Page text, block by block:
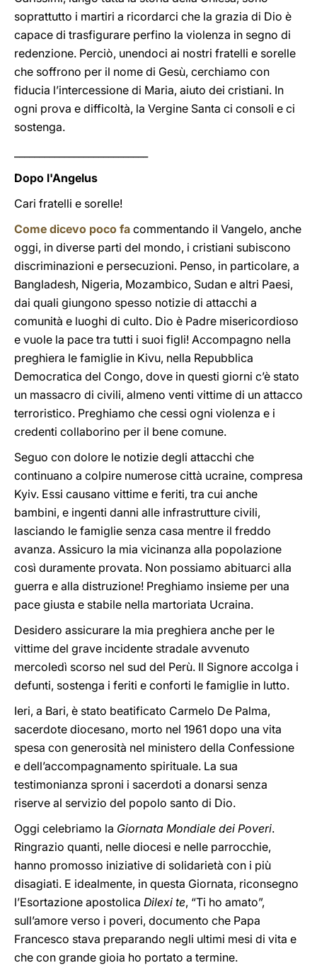
soprattutto i martiri a ricordarci che la grazia di Dio è
capace di trasfigurare perfino la violenza in segno di
redenzione. Perciò, unendoci ai nostri fratelli e sorelle
che soffrono per il nome di Gesù, cerchiamo con
fiducia l’intercessione di Maria, aiuto dei cristiani. In
ogni prova e difficoltà, la Vergine Santa ci consoli e ci
sostenga.
Dopo l'Angelus
Cari fratelli e sorelle!
Come dicevo poco fa commentando il Vangelo, anche
oggi, in diverse parti del mondo, i cristiani subiscono
discriminazioni e persecuzioni. Penso, in particolare, a
Bangladesh, Nigeria, Mozambico, Sudan e altri Paesi,
dai quali giungono spesso notizie di attacchi a
comunità e luoghi di culto. Dio è Padre misericordioso
e vuole la pace tra tutti i suoi figli! Accompagno nella
preghiera le famiglie in Kivu, nella Repubblica
Democratica del Congo, dove in questi giorni c’è stato
un massacro di civili, almeno venti vittime di un attacco
terroristico. Preghiamo che cessi ogni violenza e i
credenti collaborino per il bene comune.
Seguo con dolore le notizie degli attacchi che
continuano a colpire numerose città ucraine, compresa
Kyiv. Essi causano vittime e feriti, tra cui anche
bambini, e ingenti danni alle infrastrutture civili,
lasciando le famiglie senza casa mentre il freddo
avanza. Assicuro la mia vicinanza alla popolazione
così duramente provata. Non possiamo abituarci alla
guerra e alla distruzione! Preghiamo insieme per una
pace giusta e stabile nella martoriata Ucraina.
Desidero assicurare la mia preghiera anche per le
vittime del grave incidente stradale avvenuto
mercoledì scorso nel sud del Perù. Il Signore accolga i
defunti, sostenga i feriti e conforti le famiglie in lutto.
Ieri, a Bari, è stato beatificato Carmelo De Palma,
sacerdote diocesano, morto nel 1961 dopo una vita
spesa con generosità nel ministero della Confessione
e dell’accompagnamento spirituale. La sua
testimonianza sproni i sacerdoti a donarsi senza
riserve al servizio del popolo santo di Dio.
Oggi celebriamo la Giornata Mondiale dei Poveri.
Ringrazio quanti, nelle diocesi e nelle parrocchie,
hanno promosso iniziative di solidarietà con i più
disagiati. E idealmente, in questa Giornata, riconsegno
l’Esortazione apostolica Dilexi te, “Ti ho amato”,
sull’amore verso i poveri, documento che Papa
Francesco stava preparando negli ultimi mesi di vita e
che con grande gioia ho portato a termine.